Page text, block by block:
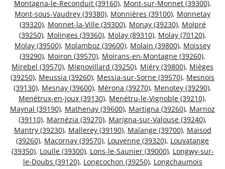
Montagna-le-Reconduit (39160), Mont-sur-Monnet (39300),
Mont-sous-Vaudrey (39380), Monnières (39100), Monnetay
(39320), Monnet-la-Ville (39300), Monay (39230), Molpré
(39250), Molinges (39360), Molay (89310), Molay (70120),
Molay (39500), Molamboz (39600), Molain (39800), Moissey
(39290), Moiron (39570), Moirans-en-Montagne (39260),
Mirebel (39570), Mignovillard (39250), Miéry (39800), Mièges
(39250), Meussia (39260), Messia-sur-Sorne (39570), Mesnois
(39130), Mesnay (39600), Mérona (39270), Menotey (39290),
Menétrux-en-Joux (39130), Menétru-le-Vignoble (39210),
Maynal (39190), Mathenay (39600), Martigna (39260), Marnoz
(39110), Marnézia (39270), Marigna-sur-Valouse (39240),
Mantry (39230), Mallerey (39190), Malange (39700), Maisod
(39260), Macornay (39570), Louvenne (39320), Louvatange
(39350), Loulle (39300), Lons-le-Saunier (39000), Longwy-sur-
le-Doubs (39120), Longcochon (39250), Longchaumois